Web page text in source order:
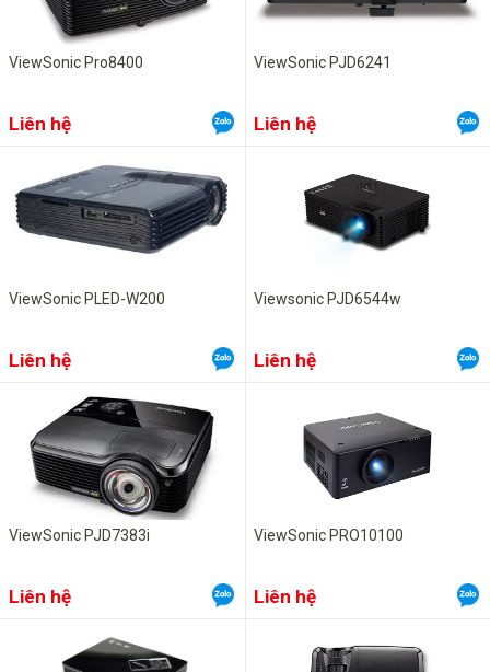
ViewSonic Pro8400
Liên hệ
ViewSonic PJD6241
Liên hệ
ViewSonic PLED-W200
Liên hệ
Viewsonic PJD6544w
Liên hệ
ViewSonic PJD7383i
Liên hệ
ViewSonic PRO10100
Liên hệ